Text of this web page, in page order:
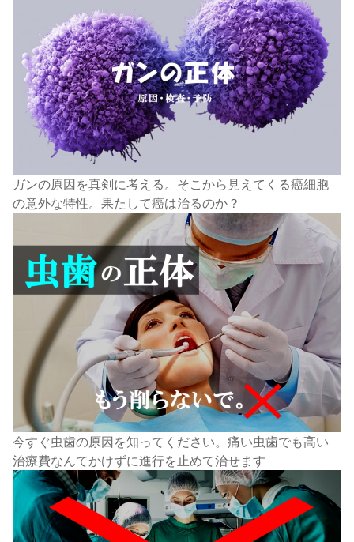
ガンの原因を真剣に考える。そこから見えてくる癌細胞
の意外な特性。果たして癌は治るのか？
今すぐ虫歯の原因を知ってください。痛い虫歯でも高い
治療費なんてかけずに進行を止めて治せます